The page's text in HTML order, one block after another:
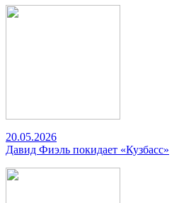
20.05.2026
Давид Фиэль покидает «Кузбасс»